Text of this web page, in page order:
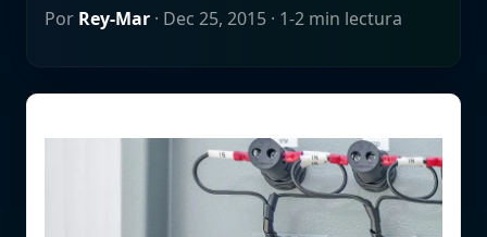
Por Rey-Mar · Dec 25, 2015 · 1-2 min lectura